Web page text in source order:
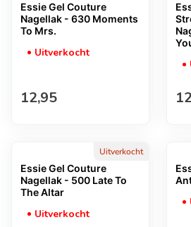
Essie Gel Couture
Nagellak - 630 Moments
To Mrs.
Uitverkocht
Normale prijs
12,95
Uitverkocht
Essie Gel Couture
Nagellak - 500 Late To
The Altar
Uitverkocht